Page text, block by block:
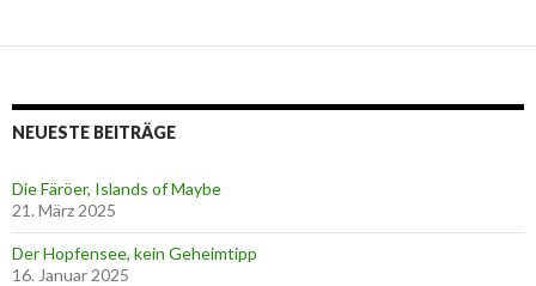
Navigation
NEUESTE BEITRÄGE
Die Färöer, Islands of Maybe
21. März 2025
Der Hopfensee, kein Geheimtipp
16. Januar 2025